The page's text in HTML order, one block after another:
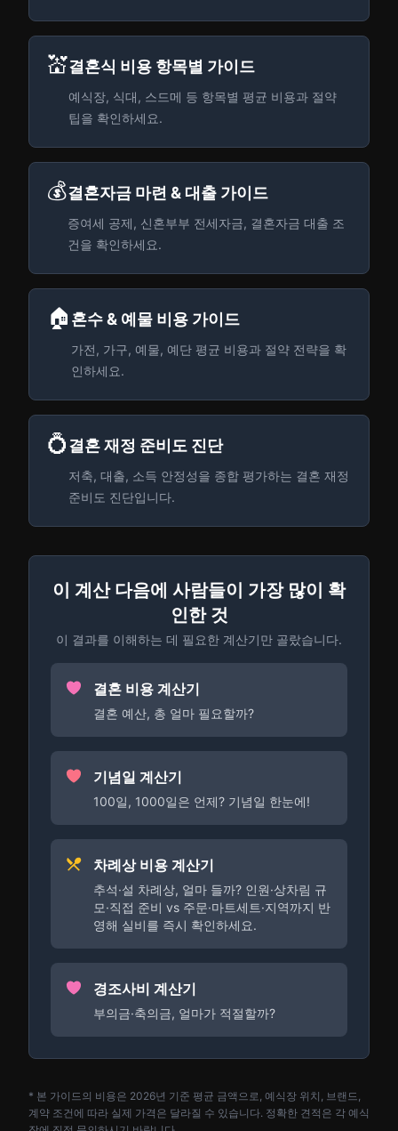
💒결혼식 비용 항목별 가이드
예식장, 식대, 스드메 등 항목별 평균 비용과 절약
팁을 확인하세요.
💰결혼자금 마련 & 대출 가이드
증여세 공제, 신혼부부 전세자금, 결혼자금 대출 조
건을 확인하세요.
🏠 혼수 & 예물 비용 가이드
가전, 가구, 예물, 예단 평균 비용과 절약 전략을 확
인하세요.
💍결혼 재정 준비도 진단
저축, 대출, 소득 안정성을 종합 평가하는 결혼 재정
준비도 진단입니다.
이 계산 다음에 사람들이 가장 많이 확
인한 것
이 결과를 이해하는 데 필요한 계산기만 골랐습니다.
결혼 비용 계산기
결혼 예산, 총 얼마 필요할까?
기념일 계산기
100일, 1000일은 언제? 기념일 한눈에!
차례상 비용 계산기
추석·설 차례상, 얼마 들까? 인원·상차림 규
모·직접 준비 vs 주문·마트세트·지역까지 반
영해 실비를 즉시 확인하세요.
경조사비 계산기
부의금·축의금, 얼마가 적절할까?
* 본 가이드의 비용은 2026년 기준 평균 금액으로, 예식장 위치, 브랜드,
계약 조건에 따라 실제 가격은 달라질 수 있습니다. 정확한 견적은 각 예식